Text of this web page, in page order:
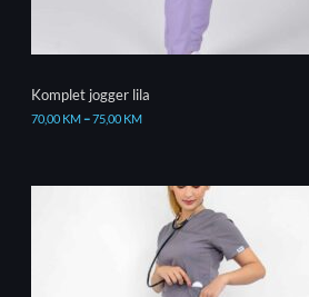
Komplet jogger lila
70,00 KM–75,00 KM